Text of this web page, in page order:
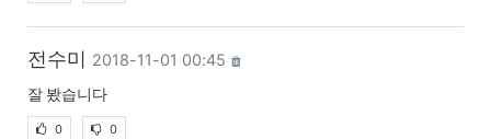
전수미 2018-11-01 00:45
잘 봤습니다
0 0